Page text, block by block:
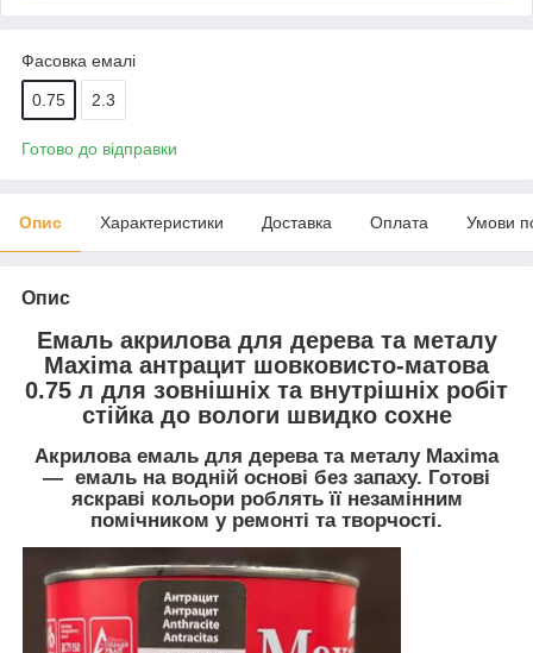
Фасовка емалі
0.75 2.3
Готово до відправки
Опис Характеристики Доставка Оплата Умови
Опис
Емаль акрилова для дерева та металу
Maxima антрацит шовковисто-матова
0.75 л для зовнішніх та внутрішніх робіт
стійка до вологи швидко сохне
Акрилова емаль для дерева та металу Maxima
— емаль на водній основі без запаху. Готові
яскраві кольори роблять її незамінним
помічником у ремонті та творчості.